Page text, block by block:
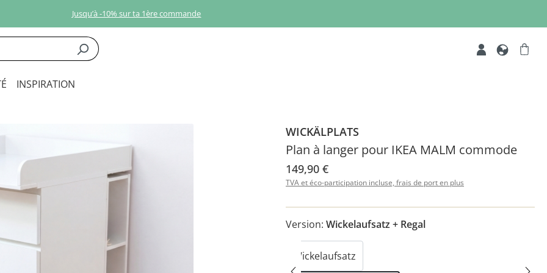
Jusqu’à -10% sur ta 1ère commande
INSPIRATION
WICKÄLPLATS
Plan à langer pour IKEA MALM commode
149,90 €
TVA et éco-participation incluse, frais de port en plus
Version: Wickelaufsatz + Regal
Wickelaufsatz